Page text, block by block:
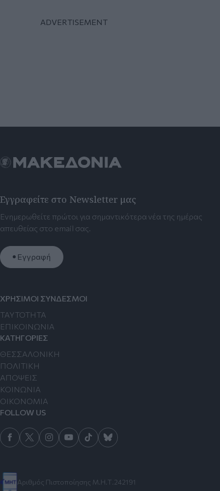
Εγγραφείτε στο Newsletter μας
Ενημερωθείτε πρώτοι για σημαντικότερα νέα της ημέρας
απευθείας στο email σας.
Εγγραφή
Αριθμός Πιστοποίησης Μ.Η.Τ.242191
ΧΡΗΣΙΜΟΙ ΣΥΝΔΕΣΜΟΙ
TAYTOTHTA
ΕΠΙΚΟΙΝΩΝΙΑ
ΚΑΤΗΓΟΡΙΕΣ
ΘΕΣΣΑΛΟΝΙΚΗ
ΠΟΛΙΤΙΚΗ
ΑΠΟΨΕΙΣ
ΚΟΙΝΩΝΙΑ
ΟΙΚΟΝΟΜΙΑ
FOLLOW US